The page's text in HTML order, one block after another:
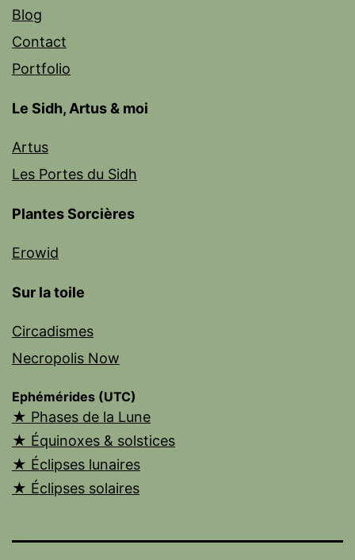
Blog
Contact
Portfolio
Le Sidh, Artus & moi
Artus
Les Portes du Sidh
Plantes Sorcières
Erowid
Sur la toile
Circadismes
Necropolis Now
Ephémérides (UTC)
★ Phases de la Lune
★ Équinoxes & solstices
★ Éclipses lunaires
★ Éclipses solaires